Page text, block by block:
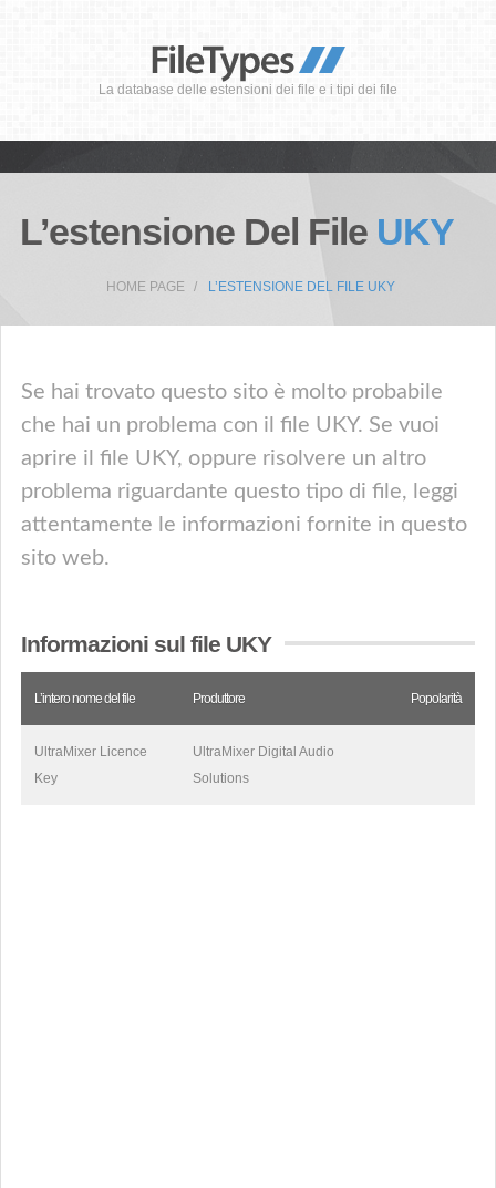
La database delle estensioni dei file e i tipi dei file
L’estensione Del File UKY
HOME PAGE L’ESTENSIONE DEL FILE UKY
Se hai trovato questo sito è molto probabile
che hai un problema con il file UKY. Se vuoi
aprire il file UKY, oppure risolvere un altro
problema riguardante questo tipo di file, leggi
attentamente le informazioni fornite in questo
sito web.
Informazioni sul file UKY
L’intero nome del file Produttore Popolarità
UltraMixer Licence
Key
UltraMixer Digital Audio
Solutions